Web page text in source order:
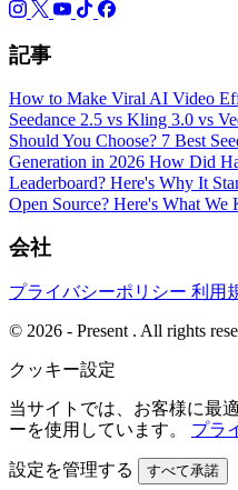
記事
How to Make Viral AI Video
Seedance 2.5 vs Kling 3.0 vs
Should You Choose? 7 Best
Generation in 2026 How Did
Leaderboard? Here's Why It
Open Source? Here's What We
会社
プライバシーポリシー 利用
© 2026 - Present . All rights
クッキー設定
当サイトでは、お客様に最
ーを使用しています。 プラ
設定を管理する すべて承諾